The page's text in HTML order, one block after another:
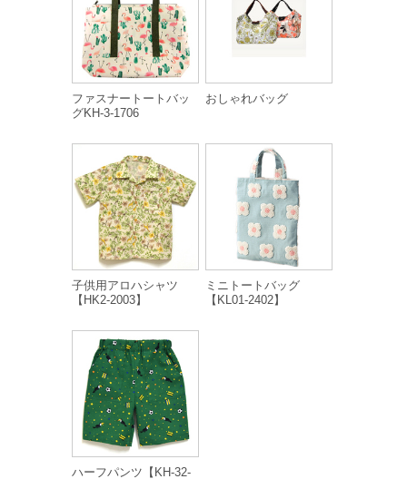
ファスナートートバッ
グKH-3-1706
おしゃれバッグ
子供用アロハシャツ
【HK2-2003】
ミニトートバッグ
【KL01-2402】
ハーフパンツ【KH-32-